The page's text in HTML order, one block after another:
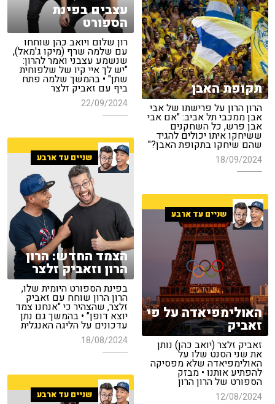
עצבים בפינת
הספורט
רון שלום ויואב כהן שוחחו
עם שלמה שרף (מיקו ג'מאל),
שנשמע עצבני ואמר להרון:
"יש לך איי קיו של שלפוחית
שתן" • בהמשך שלמה פתח
ביף עם זאביק זלצר
22/09/2024
תקופת האבן
הרון הרון על פרישתו של אבי
אבן ממכבי תל אביב: "אם אבי
אבן פרש, כל השחקנים
ששיחקו איתו יכולים להגיד
שהם שיחקו בתקופת האבן?"
18/09/2024 שניים עד ארבע
הצמד החדש: הרון
הרון וזאביק זלצר
בפינת הספורט היומית שלו,
הרון הרון שוחח עם זאביק
זלצר, שהצהיר כי "אנחנו צמד
יוצא דופן" • בהמשך גם נתן
עדכונים על הליגה האנגלית
18/08/2024
שניים עד ארבע
האולימפיאדה על פי
זאביק
זאביק זלצר (יואב כהן) נותן
את שני הסנט שלו על
האולימפיאדה שלא מפסיקה
להפתיע אותנו • מבזק
הספורט של הרון הרון
12/08/2024 שניים עד ארבע